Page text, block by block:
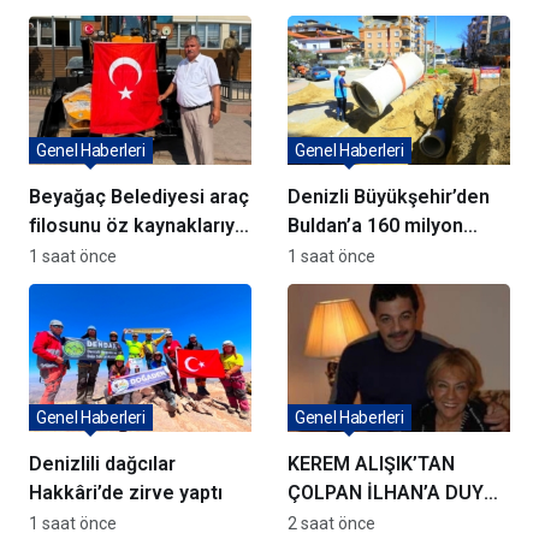
aktardı
Beyağaç Belediyesi araç
filosunu öz kaynaklarıyla
güçlendiriyor
Genel Haberleri
1 saat önce
Denizli Büyükşehir’den
Buldan’a 160 milyon
TL’lik dev yatırım
hamlesi
Genel Haberleri
1 saat önce
Denizlili dağcılar
Hakkâri’de zirve yaptı
Genel Haberleri
1 saat önce
KEREM ALIŞIK’TAN
ÇOLPAN İLHAN’A DUYGU
YÜKLÜ ŞİİR
Genel Haberleri
2 saat önce